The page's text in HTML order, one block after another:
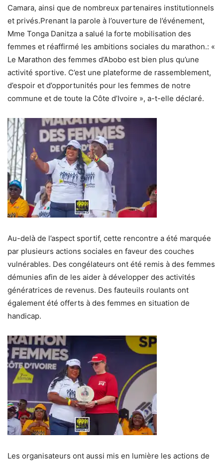
Camara, ainsi que de nombreux partenaires institutionnels
et privés.Prenant la parole à l’ouverture de l’événement,
Mme Tonga Danitza a salué la forte mobilisation des
femmes et réaffirmé les ambitions sociales du marathon.: «
Le Marathon des femmes d’Abobo est bien plus qu’une
activité sportive. C’est une plateforme de rassemblement,
d’espoir et d’opportunités pour les femmes de notre
commune et de toute la Côte d’Ivoire », a-t-elle déclaré.
Au-delà de l’aspect sportif, cette rencontre a été marquée
par plusieurs actions sociales en faveur des couches
vulnérables. Des congélateurs ont été remis à des femmes
démunies afin de les aider à développer des activités
génératrices de revenus. Des fauteuils roulants ont
également été offerts à des femmes en situation de
handicap.
Les organisateurs ont aussi mis en lumière les actions de